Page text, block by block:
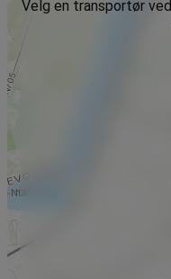
Velg en transportør